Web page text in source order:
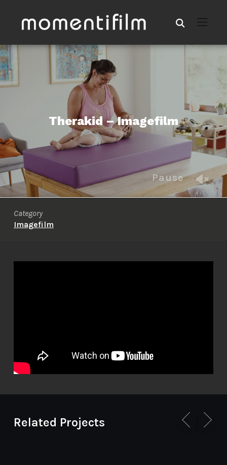
Therakid – Imagefilm
Pause
Category
Imagefilm
Related Projects